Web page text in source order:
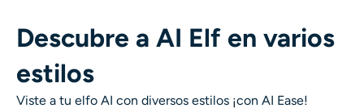
Quitar marca de agua de video
Descubre a AI Elf en varios
estilos
Viste a tu elfo AI con diversos estilos ¡con AI Ease!